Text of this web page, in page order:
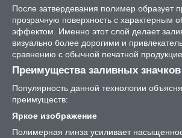
После затвердевания полимер образует
прозрачную поверхность с характерным
эффектом. Именно этот слой делает
визуально более дорогими и
сравнению с обычной печатной
Преимущества заливных значков
Популярность данной технологии
преимуществ:
Яркое изображение
Полимерная линза усиливает